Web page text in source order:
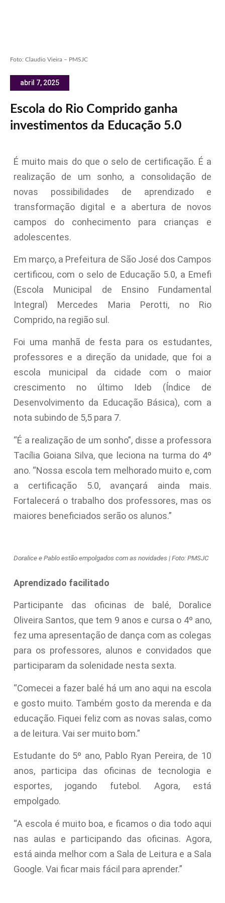
Foto: Claudio Vieira – PMSJC
abril 7, 2025
Escola do Rio Comprido ganha
investimentos da Educação 5.0
É muito mais do que o selo de certificação. É a
realização de um sonho, a consolidação de
novas possibilidades de aprendizado e
transformação digital e a abertura de novos
campos do conhecimento para crianças e
adolescentes.
Em março, a Prefeitura de São José dos Campos
certificou, com o selo de Educação 5.0, a Emefi
(Escola Municipal de Ensino Fundamental
Integral) Mercedes Maria Perotti, no Rio
Comprido, na região sul.
Foi uma manhã de festa para os estudantes,
professores e a direção da unidade, que foi a
escola municipal da cidade com o maior
crescimento no último Ideb (Índice de
Desenvolvimento da Educação Básica), com a
nota subindo de 5,5 para 7.
“É a realização de um sonho”, disse a professora
Tacília Goiana Silva, que leciona na turma do 4º
ano. “Nossa escola tem melhorado muito e, com
a certificação 5.0, avançará ainda mais.
Fortalecerá o trabalho dos professores, mas os
maiores beneficiados serão os alunos.”
Doralice e Pablo estão empolgados com as novidades | Foto: PMSJC
Aprendizado facilitado
Participante das oficinas de balé, Doralice
Oliveira Santos, que tem 9 anos e cursa o 4º ano,
fez uma apresentação de dança com as colegas
para os professores, alunos e convidados que
participaram da solenidade nesta sexta.
“Comecei a fazer balé há um ano aqui na escola
e gosto muito. Também gosto da merenda e da
educação. Fiquei feliz com as novas salas, como
a de leitura. Vai ser muito bom.”
Estudante do 5º ano, Pablo Ryan Pereira, de 10
anos, participa das oficinas de tecnologia e
esportes, jogando futebol. Agora, está
empolgado.
“A escola é muito boa, e ficamos o dia todo aqui
nas aulas e participando das oficinas. Agora,
está ainda melhor com a Sala de Leitura e a Sala
Google. Vai ficar mais fácil para aprender.”